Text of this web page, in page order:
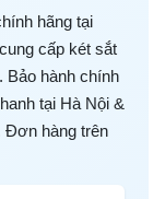
hãng tại
cấp két sắt
. Bảo hành chính
tại Hà Nội &
Đơn hàng trên